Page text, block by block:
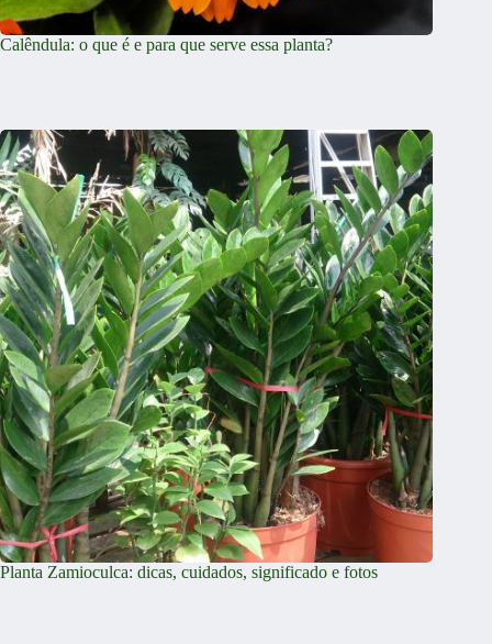
Calêndula: o que é e para que serve essa planta?
Planta Zamioculca: dicas, cuidados, significado e fotos